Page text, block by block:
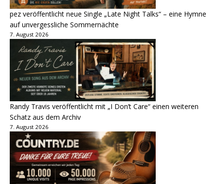
pez veröffentlicht neue Single „Late Night Talks“ – eine Hymne
auf unvergessliche Sommernächte
7. August 2026
Randy Travis veröffentlicht mit „I Don’t Care“ einen weiteren
Schatz aus dem Archiv
7. August 2026